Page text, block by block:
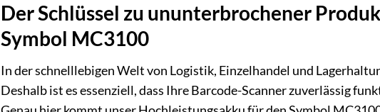
Der Schlüssel zu ununterbrochener
Symbol MC3100
In der schnelllebigen Welt von Logistik, Einzelhandel und
Deshalb ist es essenziell, dass Ihre Barcode-Scanner zuverlässig